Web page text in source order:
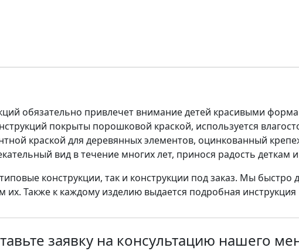
обязательно привлечет внимание детей красивыми
покрыты порошковой краской, используется
краской для деревянных элементов, оцинкованный
вид в течение многих лет, принося радость деткам
конструкции, так и конструкции под заказ. Мы быстро
их. Также к каждому изделию выдается подробная инструкция
заявку на консультацию нашего